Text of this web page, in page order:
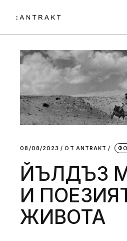
08/08/2023 ОТ АNTRAKT
ЙЪЛДЪЗ
И
ЖИВОТА